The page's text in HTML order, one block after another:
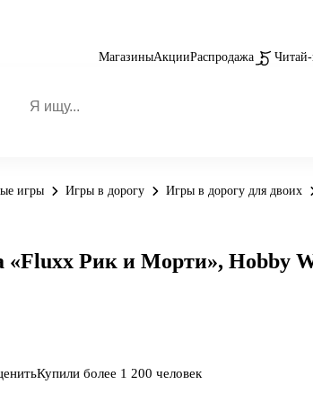
МагазиныАкцииРаспродажа
игры Игры в дорогу Игры в дорогу для двоих
«Fluхх Рик и Морти», Hobby
Купили более 1 200 человек